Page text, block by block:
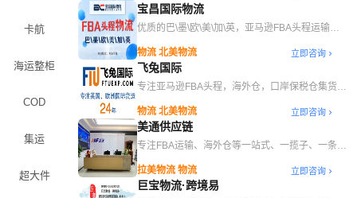
卡航
海运整柜
COD
集运
超大件
宝昌国际物流
优质的巴\墨\欧\美\加\英，亚马逊FBA头程运输服
物流 北美物流
立即咨询
飞兔国际
专注亚马逊FBA头程，海外仓，口岸保税仓集货等
物流 北美物流
立即咨询
美通供应链
专注FBA运输、海外仓等一站式、一揽子、一条龙
拉美物流 物流
立即咨询
巨宝物流·跨境易